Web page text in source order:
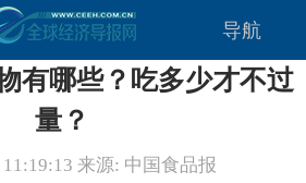
导航
有哪些？吃多少才不过
量？
来源: 中国食品报